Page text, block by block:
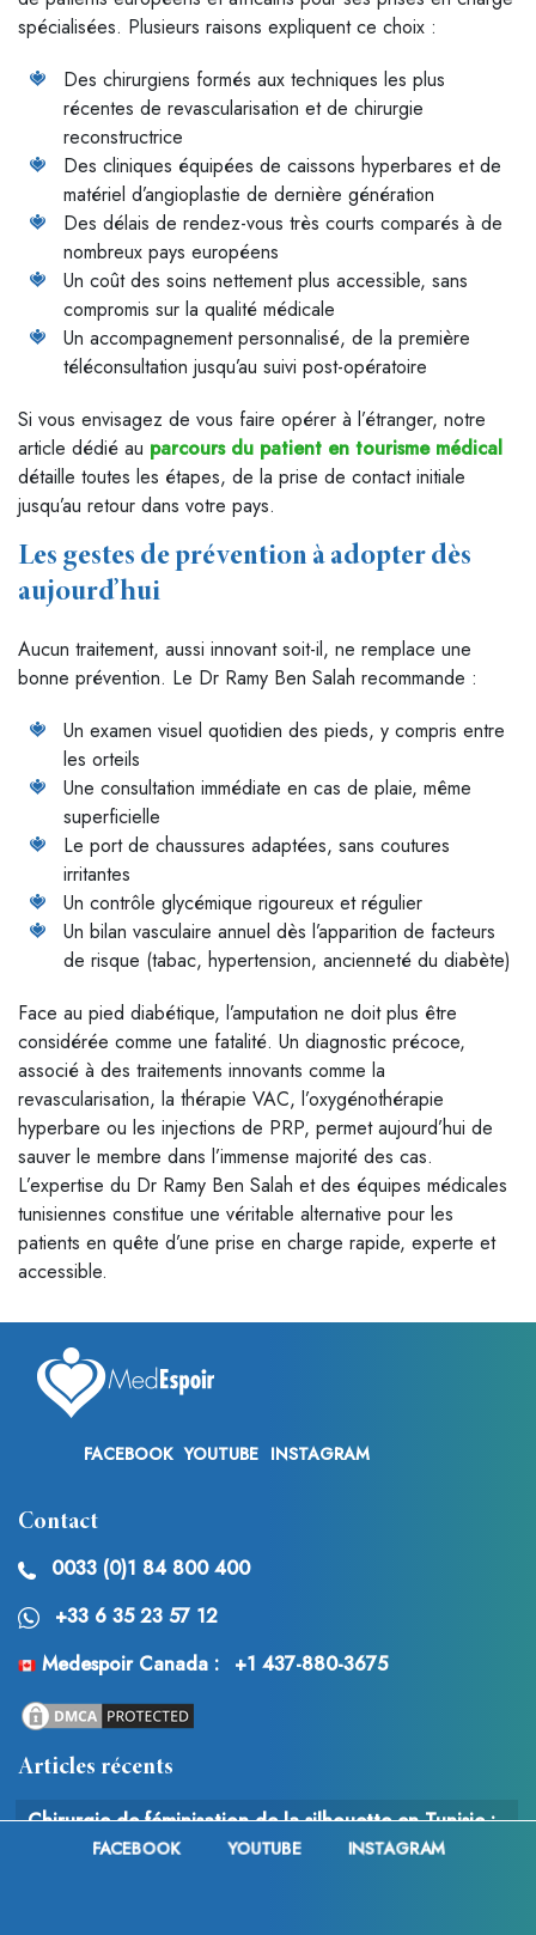
spécialisées. Plusieurs raisons expliquent ce choix :
Des chirurgiens formés aux techniques les plus
récentes de revascularisation et de chirurgie
reconstructrice
Des cliniques équipées de caissons hyperbares et de
matériel d’angioplastie de dernière génération
Des délais de rendez-vous très courts comparés à de
nombreux pays européens
Un coût des soins nettement plus accessible, sans
compromis sur la qualité médicale
Un accompagnement personnalisé, de la première
téléconsultation jusqu’au suivi post-opératoire
Si vous envisagez de vous faire opérer à l’étranger, notre
article dédié au parcours du patient en tourisme médical
détaille toutes les étapes, de la prise de contact initiale
jusqu’au retour dans votre pays.
Les gestes de prévention à adopter dès
aujourd’hui
Aucun traitement, aussi innovant soit-il, ne remplace une
bonne prévention. Le Dr Ramy Ben Salah recommande :
Un examen visuel quotidien des pieds, y compris entre
les orteils
Une consultation immédiate en cas de plaie, même
superficielle
Le port de chaussures adaptées, sans coutures
irritantes
Un contrôle glycémique rigoureux et régulier
Un bilan vasculaire annuel dès l’apparition de facteurs
de risque (tabac, hypertension, ancienneté du diabète)
Face au pied diabétique, l’amputation ne doit plus être
considérée comme une fatalité. Un diagnostic précoce,
associé à des traitements innovants comme la
revascularisation, la thérapie VAC, l’oxygénothérapie
hyperbare ou les injections de PRP, permet aujourd’hui de
sauver le membre dans l’immense majorité des cas.
L’expertise du Dr Ramy Ben Salah et des équipes médicales
tunisiennes constitue une véritable alternative pour les
patients en quête d’une prise en charge rapide, experte et
accessible.
FACEBOOK YOUTUBE INSTAGRAM
Contact
0033 (0)1 84 800 400
+33 6 35 23 57 12
Medespoir Canada :
+1 437-880-3675
Articles récents
Chirurgie de féminisation de la silhouette en Tunisie :
techniques, tarifs et avantages du tourisme médical
FACEBOOK YOUTUBE INSTAGRAM